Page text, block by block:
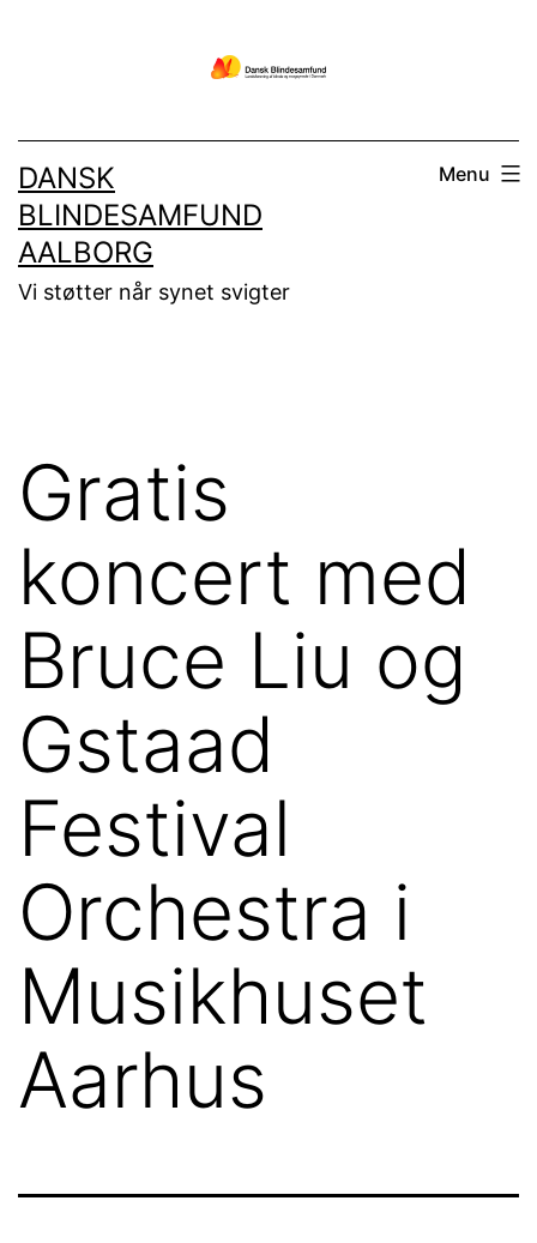
DANSK
BLINDESAMFUND
AALBORG
Vi støtter når synet svigter
Menu
Gratis
koncert med
Bruce Liu og
Gstaad
Festival
Orchestra i
Musikhuset
Aarhus